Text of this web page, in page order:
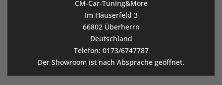
CM-Car-Tuning&More
Im Häuserfeld 3
66802 Überherrn
Deutschland
Telefon: 0173/6747787
Der Showroom ist nach Absprache geöffnet.